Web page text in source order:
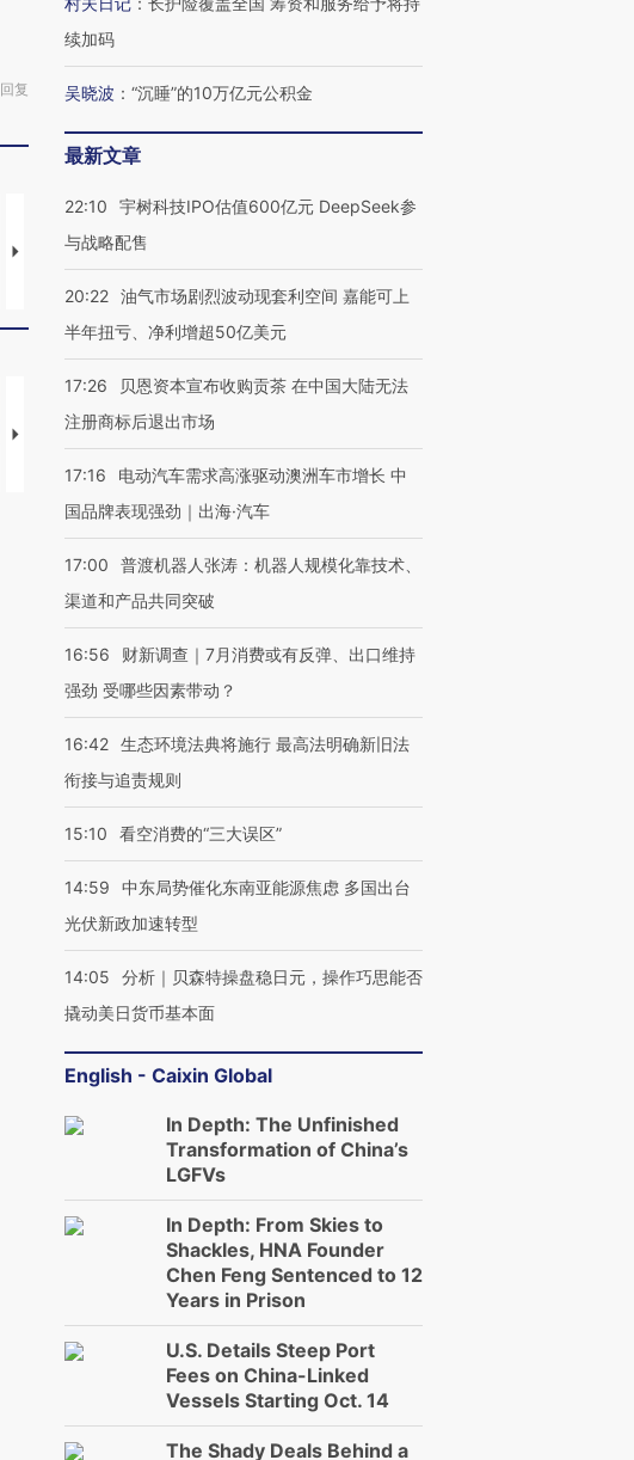
回复
视线｜HYROX的吸金
术：是什么让中产们甘
心“花钱找虐”？
粒摇头丸 尿检体内含3种
毒品
度Z世代 用街头抗争将教
育部长拱下台
【推广】走进第四届链博
有意思的生活方式·第三对
住三大增长引擎是什么？
续加码
吴晓波 ： “沉睡”的10万亿元公积金
最新文章
22:10
宇树科技IPO估值600亿元 DeepSeek参
与战略配售
20:22 油气市场剧烈波动现套利空间 嘉能可上
半年扭亏、净利增超50亿美元
17:26
贝恩资本宣布收购贡茶 在中国大陆无法
注册商标后退出市场
17:16
电动汽车需求高涨驱动澳洲车市增长 中
国品牌表现强劲｜出海·汽车
17:00
普渡机器人张涛：机器人规模化靠技术、
渠道和产品共同突破
16:56
财新调查｜7月消费或有反弹、出口维持
强劲 受哪些因素带动？
16:42 生态环境法典将施行 最高法明确新旧法
衔接与追责规则
15:10 看空消费的“三大误区”
14:59
中东局势催化东南亚能源焦虑 多国出台
光伏新政加速转型
14:05
分析｜贝森特操盘稳日元，操作巧思能否
撬动美日货币基本面
English - Caixin Global
In Depth: The Unfinished
Transformation of China’s
LGFVs
In Depth: From Skies to
Shackles, HNA Founder
Chen Feng Sentenced to 12
Years in Prison
U.S. Details Steep Port
Fees on China-Linked
Vessels Starting Oct. 14
The Shady Deals Behind a